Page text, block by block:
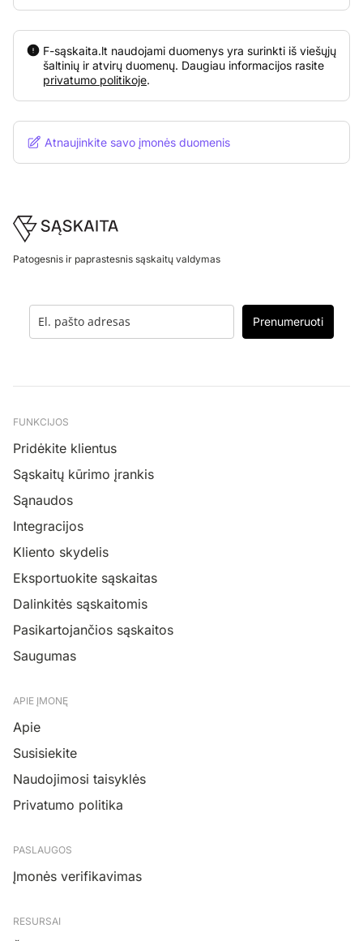
F-sąskaita.lt naudojami duomenys yra surinkti iš viešųjų
šaltinių ir atvirų duomenų. Daugiau informacijos rasite
privatumo politikoje.
Atnaujinkite savo įmonės duomenis
Footer
Patogesnis ir paprastesnis sąskaitų valdymas
Prenumeruoti
FUNKCIJOS
Pridėkite klientus
Sąskaitų kūrimo įrankis
Sąnaudos
Integracijos
Kliento skydelis
Eksportuokite sąskaitas
Dalinkitės sąskaitomis
Pasikartojančios sąskaitos
Saugumas
APIE ĮMONĘ
Apie
Susisiekite
Naudojimosi taisyklės
Privatumo politika
PASLAUGOS
Įmonės verifikavimas
RESURSAI